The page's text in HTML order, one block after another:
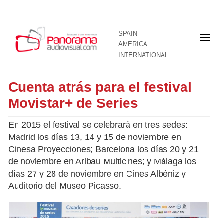
SPAIN
AMERICA
INTERNATIONAL
Cuenta atrás para el festival
Movistar+ de Series
En 2015 el festival se celebrará en tres sedes:
Madrid los días 13, 14 y 15 de noviembre en
Cinesa Proyecciones; Barcelona los días 20 y 21
de noviembre en Aribau Multicines; y Málaga los
días 27 y 28 de noviembre en Cines Albéniz y
Auditorio del Museo Picasso.